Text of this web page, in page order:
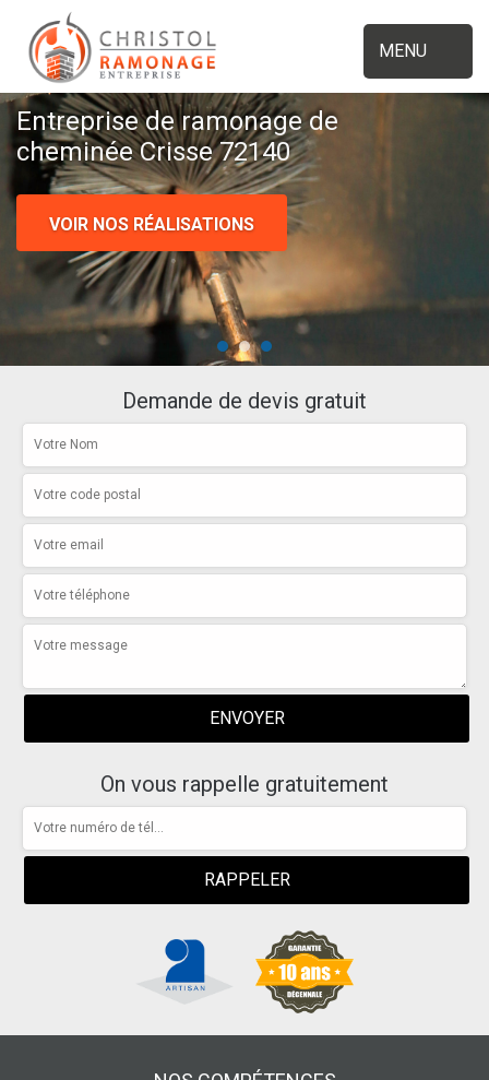
MENU
Entreprise de ramonage de
cheminée Crisse 72140
VOIR NOS RÉALISATIONS
Demande de devis gratuit
On vous rappelle gratuitement